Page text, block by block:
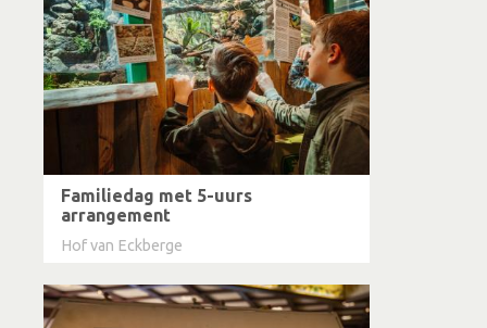
Familiedag met 5-uurs
arrangement
Hof van Eckberge